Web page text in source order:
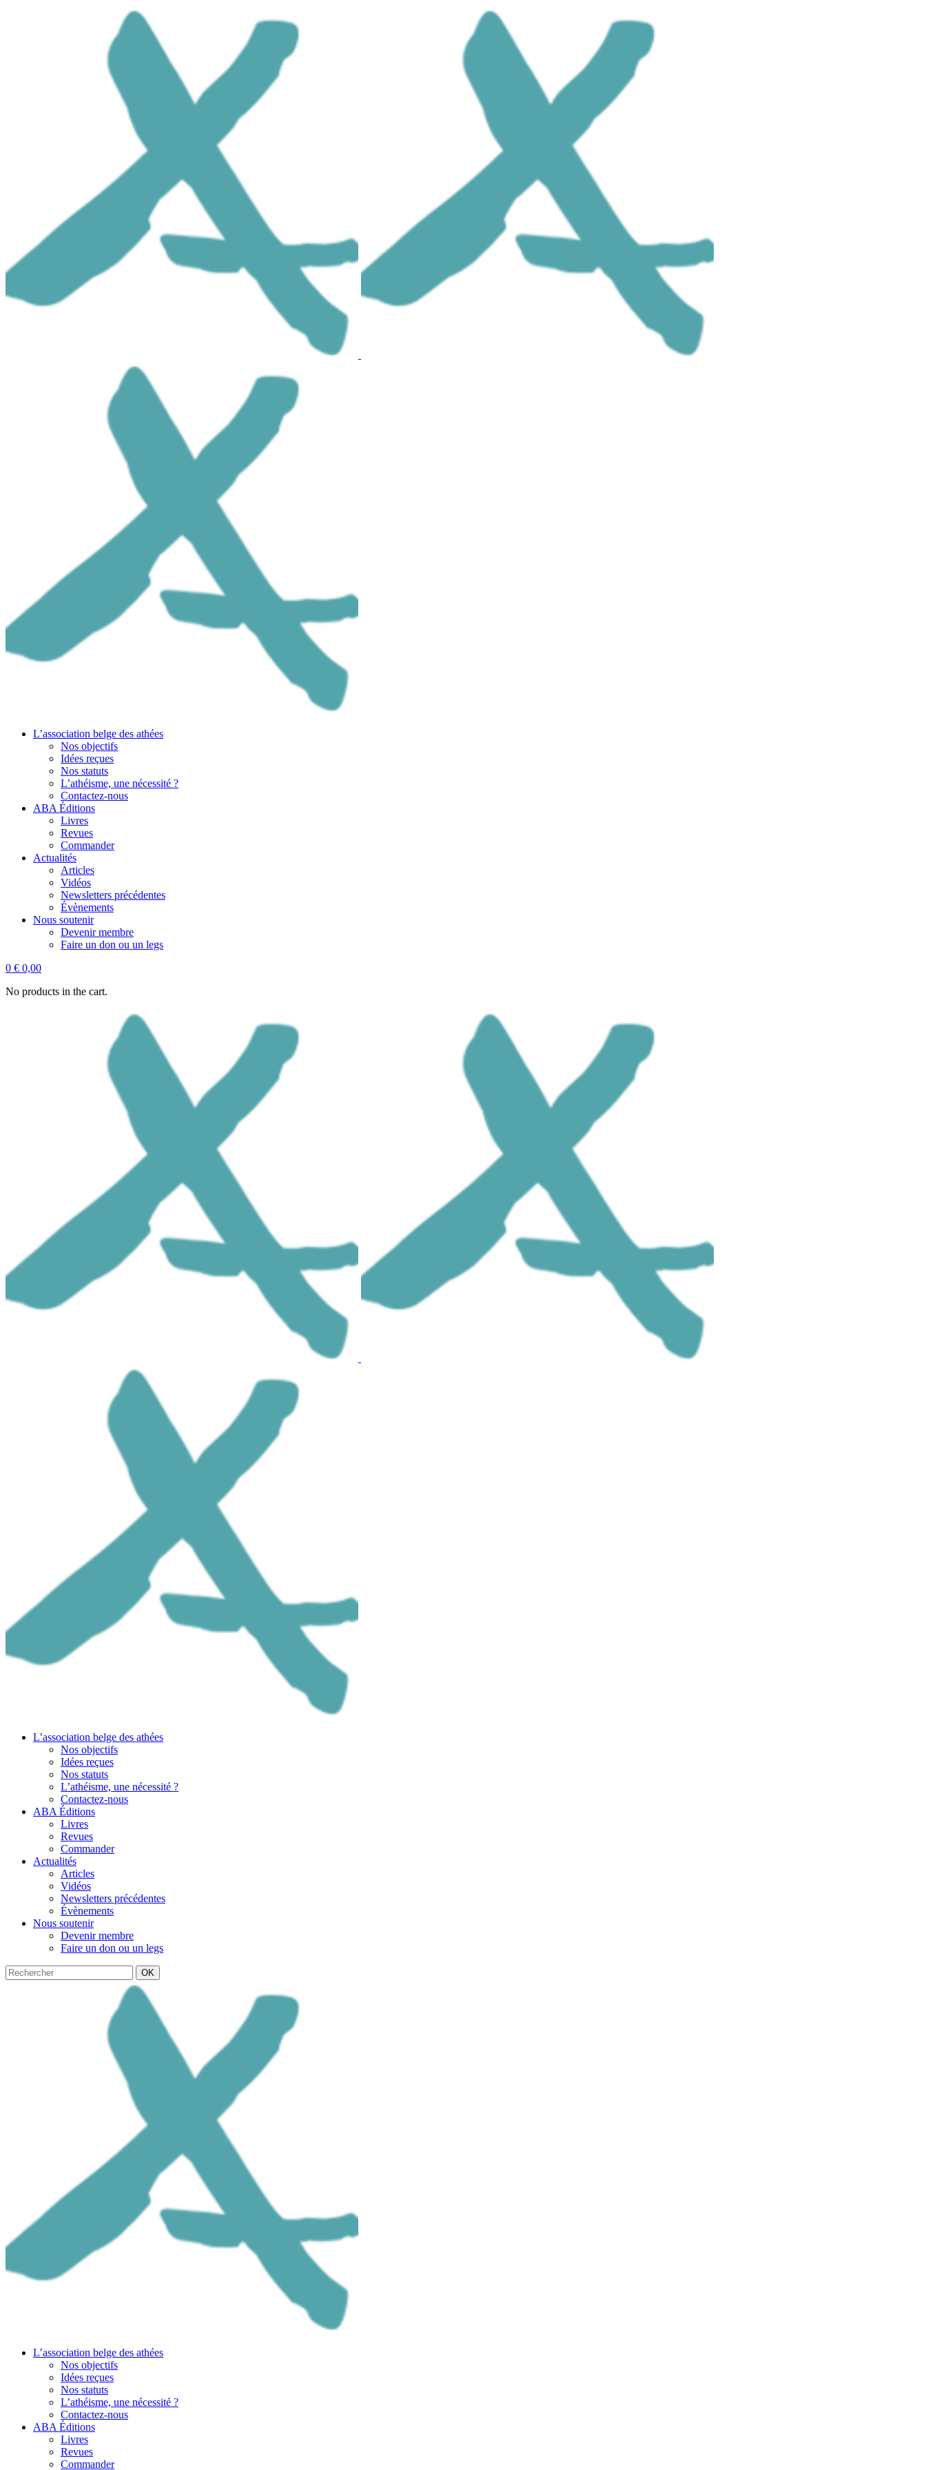
L’association belge des athées
Nos objectifs
Idées reçues
Nos statuts
L’athéisme, une nécessité ?
Contactez-nous
ABA Éditions
Livres
Revues
Commander
Actualités
Articles
Vidéos
Newsletters précédentes
Évènements
Nous soutenir
Devenir membre
Faire un don ou un legs
0 € 0,00
No products in the cart.
L’association belge des athées
Nos objectifs
Idées reçues
Nos statuts
L’athéisme, une nécessité ?
Contactez-nous
ABA Éditions
Livres
Revues
Commander
Actualités
Articles
Vidéos
Newsletters précédentes
Évènements
Nous soutenir
Devenir membre
Faire un don ou un legs
OK
L’association belge des athées
Nos objectifs
Idées reçues
Nos statuts
L’athéisme, une nécessité ?
Contactez-nous
ABA Éditions
Livres
Revues
Commander